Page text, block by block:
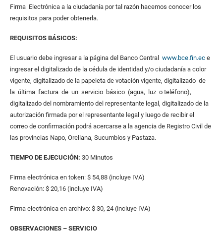
Firma Electrónica a la ciudadanía por tal razón hacemos conocer los
requisitos para poder obtenerla.
REQUISITOS BÁSICOS:
El usuario debe ingresar a la página del Banco Central www.bce.fin.ec e
ingresar el digitalizado de la cédula de identidad y/o ciudadanía a color
vigente, digitalizado de la papeleta de votación vigente, digitalizado de
la última factura de un servicio básico (agua, luz o teléfono),
digitalizado del nombramiento del representante legal, digitalizado de la
autorización firmada por el representante legal y luego de recibir el
correo de confirmación podrá acercarse a la agencia de Registro Civil de
las provincias Napo, Orellana, Sucumbíos y Pastaza.
TIEMPO DE EJECUCIÓN: 30 Minutos
Firma electrónica en token: $ 54,88 (incluye IVA)
Renovación: $ 20,16 (incluye IVA)
Firma electrónica en archivo: $ 30, 24 (incluye IVA)
OBSERVACIONES – SERVICIO